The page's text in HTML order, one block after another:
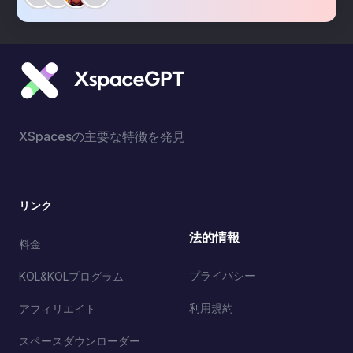
XSpacesの主要な特徴を発見
リンク
料金
KOL&KOLプログラム
アフィリエイト
スペースダウンローダー
法的情報
プライバシー
利用規約